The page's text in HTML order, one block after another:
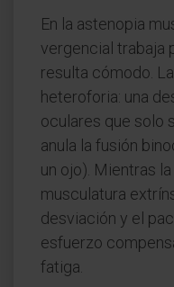
En la astenopia
vergencial trabaja
resulta cómodo.
heteroforia: una
oculares que solo
anula la fusión
un ojo). Mientras
musculatura
desviación y el
esfuerzo
fatiga.